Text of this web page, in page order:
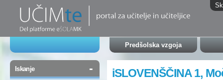
Predšolska vzgoja
Iskanje - iSLOVENŠČINA 1,